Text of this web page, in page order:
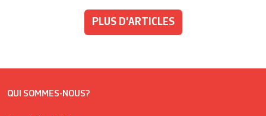
PLUS D'ARTICLES
QUI SOMMES-NOUS?